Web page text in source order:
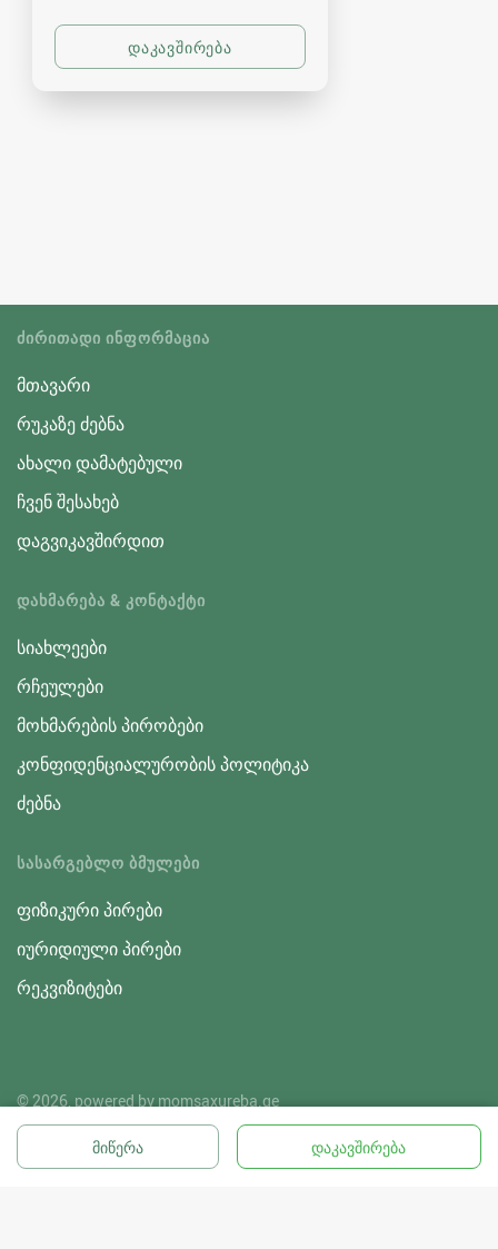
ᲫᲘᲠᲘᲗᲐᲓᲘ ᲘᲜᲤᲝᲠᲛᲐᲪᲘᲐ
მთავარი
რუკაზე ძებნა
ახალი დამატებული
ჩვენ შესახებ
დაგვიკავშირდით
ᲓᲐᲮᲛᲐᲠᲔᲑᲐ & ᲙᲝᲜᲢᲐᲥᲢᲘ
სიახლეები
რჩეულები
მოხმარების პირობები
კონფიდენციალურობის პოლიტიკა
ძებნა
ᲡᲐᲡᲐᲠᲒᲔᲑᲚᲝ ᲑᲛᲣᲚᲔᲑᲘ
ფიზიკური პირები
იურიდიული პირები
რეკვიზიტები
© 2026, powered by momsaxureba.ge